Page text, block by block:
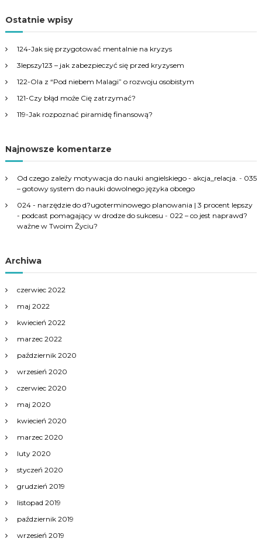
r
c
o
r
Ostatnie wpisy
124-Jak się przygotować mentalnie na kryzys
3lepszy123 – jak zabezpieczyć się przed kryzysem
122-Ola z “Pod niebem Malagi” o rozwoju osobistym
121-Czy błąd może Cię zatrzymać?
119-Jak rozpoznać piramidę finansową?
Najnowsze komentarze
Od czego zależy motywacja do nauki angielskiego - akcja_relacja. - 035
– gotowy system do nauki dowolnego języka obcego
024 - narzędzie do d?ugoterminowego planowania | 3 procent lepszy
- podcast pomagający w drodze do sukcesu - 022 – co jest naprawd?
ważne w Twoim Życiu?
Archiwa
czerwiec 2022
maj 2022
kwiecień 2022
marzec 2022
październik 2020
wrzesień 2020
czerwiec 2020
maj 2020
kwiecień 2020
marzec 2020
luty 2020
styczeń 2020
grudzień 2019
listopad 2019
październik 2019
wrzesień 2019